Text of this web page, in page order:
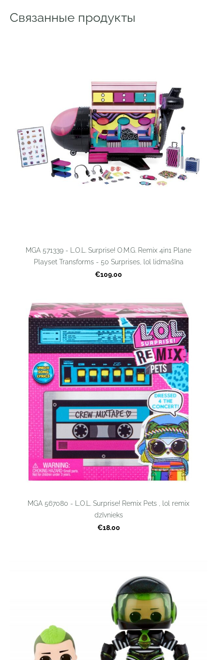
Связанные продукты
MGA 571339 - L.O.L. Surprise! O.M.G. Remix 4in1 Plane
Playset Transforms - 50 Surprises, lol lidmašīna
€109.00
MGA 567080 - L.O.L. Surprise! Remix Pets , lol remix
dzīvnieks
€18.00